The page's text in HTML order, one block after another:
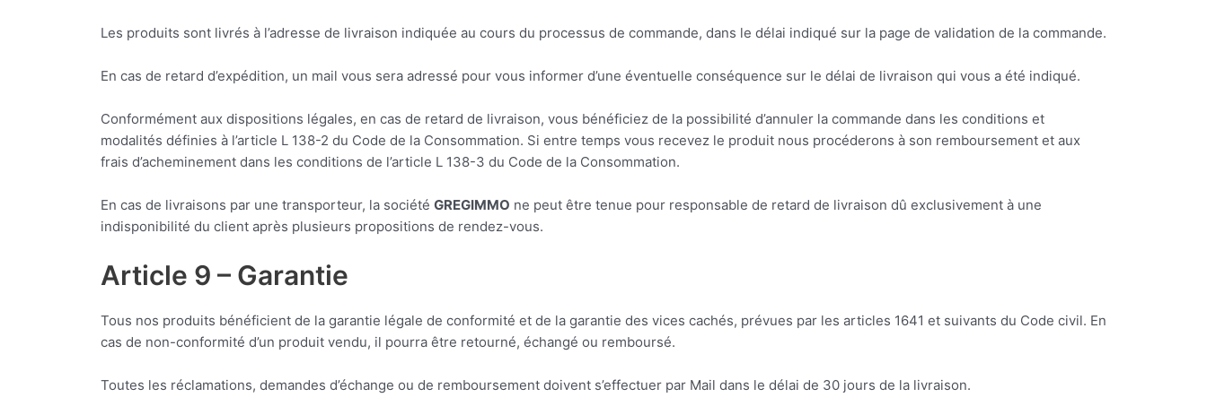
Les produits sont livrés à l’adresse de livraison indiquée au cours du processus de commande, dans le délai indiqué sur la page de validation de la commande.
En cas de retard d’expédition, un mail vous sera adressé pour vous informer d’une éventuelle conséquence sur le délai de livraison qui vous a été indiqué.
Conformément aux dispositions légales, en cas de retard de livraison, vous bénéficiez de la possibilité d’annuler la commande dans les conditions et
modalités définies à l’article L 138-2 du Code de la Consommation. Si entre temps vous recevez le produit nous procéderons à son remboursement et aux
frais d’acheminement dans les conditions de l’article L 138-3 du Code de la Consommation.
En cas de livraisons par une transporteur, la société GREGIMMO ne peut être tenue pour responsable de retard de livraison dû exclusivement à une
indisponibilité du client après plusieurs propositions de rendez-vous.
Article 9 – Garantie
Tous nos produits bénéficient de la garantie légale de conformité et de la garantie des vices cachés, prévues par les articles 1641 et suivants du Code civil. En
cas de non-conformité d’un produit vendu, il pourra être retourné, échangé ou remboursé.
Toutes les réclamations, demandes d’échange ou de remboursement doivent s’effectuer par Mail dans le délai de 30 jours de la livraison.